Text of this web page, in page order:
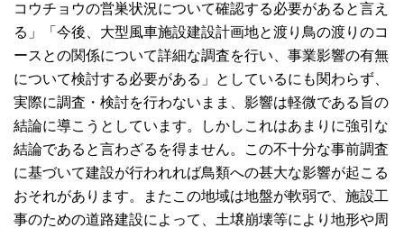
コウチョウの営巣状況について確認する必要があると言え
る」「今後、大型風車施設建設計画地と渡り鳥の渡りのコ
ースとの関係について詳細な調査を行い、事業影響の有無
について検討する必要がある」としているにも関わらず、
実際に調査・検討を行わないまま、影響は軽微である旨の
結論に導こうとしています。しかしこれはあまりに強引な
結論であると言わざるを得ません。この不十分な事前調査
に基づいて建設が行われれば鳥類への甚大な影響が起こる
おそれがあります。またこの地域は地盤が軟弱で、施設工
事のための道路建設によって、土壌崩壊等により地形や周